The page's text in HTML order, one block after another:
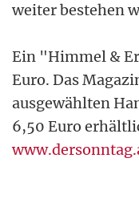
weiter bestehen
Ein "Himmel &
Euro. Das
ausgewählten
6,50 Euro